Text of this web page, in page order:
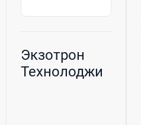
Экзотрон
Технолоджи